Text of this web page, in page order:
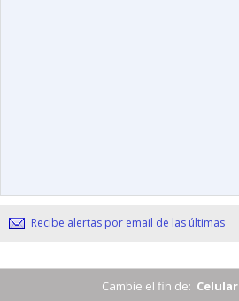
Recibe alertas por email de las últimas
Cambie el fin de: Celular